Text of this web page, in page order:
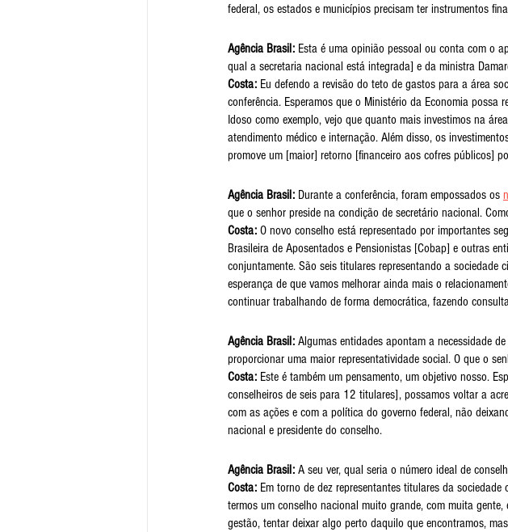
federal, os estados e municípios precisam ter instrumentos
Agência Brasil: Esta é uma opinião pessoal ou conta com o
qual a secretaria nacional está integrada] e da ministra
Costa: Eu defendo a revisão do teto de gastos para a área
conferência. Esperamos que o Ministério da Economia possa
Idoso como exemplo, vejo que quanto mais investimos na
atendimento médico e internação. Além disso, os
promove um [maior] retorno [financeiro aos cofres públicos]
Agência Brasil: Durante a conferência, foram empossados os
que o senhor preside na condição de secretário nacional.
Costa: O novo conselho está representado por importantes
Brasileira de Aposentados e Pensionistas [Cobap] e outras
conjuntamente. São seis titulares representando a sociedade
esperança de que vamos melhorar ainda mais o
continuar trabalhando de forma democrática, fazendo
Agência Brasil: Algumas entidades apontam a necessidade
proporcionar uma maior representatividade social. O que o
Costa: Este é também um pensamento, um objetivo nosso.
conselheiros de seis para 12 titulares], possamos voltar a
com as ações e com a política do governo federal, não
nacional e presidente do conselho.
Agência Brasil: A seu ver, qual seria o número ideal de
Costa: Em torno de dez representantes titulares da
termos um conselho nacional muito grande, com muita
gestão, tentar deixar algo perto daquilo que encontramos,